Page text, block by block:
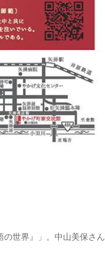
世界』」。中山美保さん